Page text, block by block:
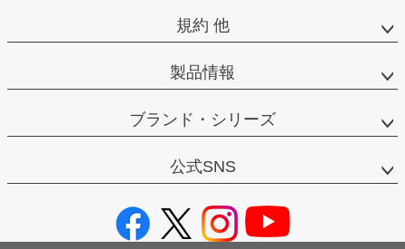
規約 他
製品情報
ブランド・シリーズ
公式SNS